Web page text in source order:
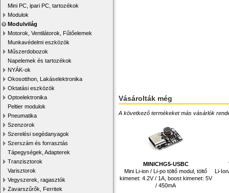
Mini PC, ipari PC, tartozékok
Modulok
Modulvilág
Motorok, Ventilátorok, Fűtőelemek
Munkavédelmi eszközök
Műszerdobozok
Napelemek és tartozékok
NYÁK-ok
Okosotthon, Lakáselektronika
Oktatási eszközök
Optoelektronika
Peltier modulok
Pneumatika
Szenzorok
Szerelési segédanyagok
Szerszám és forrasztás
Tápegységek, Adapterek
Tranzisztorok
Varisztorok
Vegyszerek, ragasztók
Zavarszűrők, Ferritek
Vásárolták még
A következő termékeket más vásárlók
MINICHG5-USBC
Mini Li-ion / Li-po töltő modul, töltő
kimenet: 4.2V / 1A, boost kimenet: 5V
/ 450mA
Li-